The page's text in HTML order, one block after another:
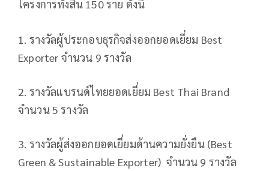
โครงการทั้งสิ้น 150 ราย ดังนี้
1. รางวัลผู้ประกอบธุรกิจส่งออกยอดเยี่ยม Best
Exporter จำนวน 9 รางวัล
2. รางวัลแบรนด์ไทยยอดเยี่ยม Best Thai Brand
จำนวน 5 รางวัล
3. รางวัลผู้ส่งออกยอดเยี่ยมด้านความยั่งยืน (Best
Green & Sustainable Exporter) จำนวน 9 รางวัล